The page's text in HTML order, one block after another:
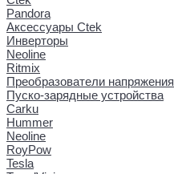
Pandora
Аксессуары Ctek
Инверторы
Neoline
Ritmix
Преобразователи напряжения
Пуско-зарядные устройства
Carku
Hummer
Neoline
RoyPow
Tesla